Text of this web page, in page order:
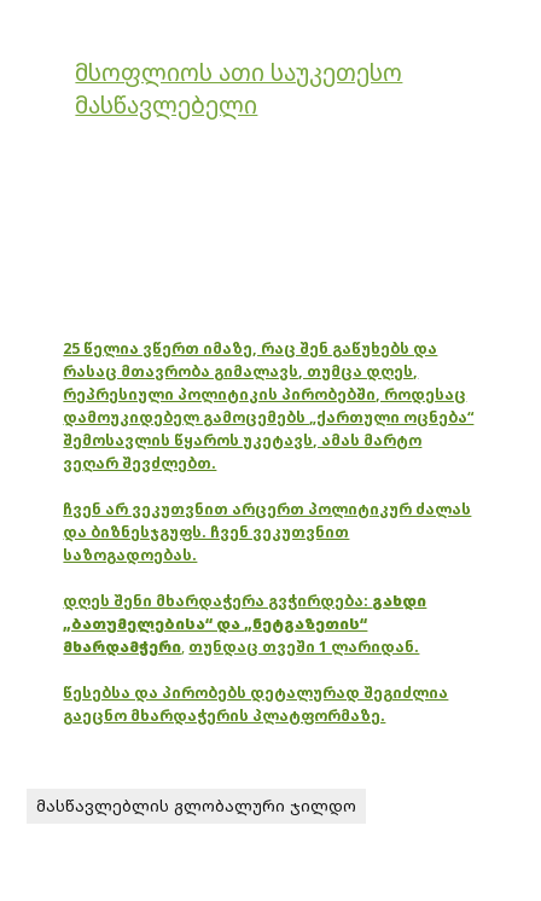
მსოფლიოს ათი საუკეთესო
მასწავლებელი
25 წელია ვწერთ იმაზე, რაც შენ გაწუხებს და
რასაც მთავრობა გიმალავს, თუმცა დღეს,
რეპრესიული პოლიტიკის პირობებში, როდესაც
დამოუკიდებელ გამოცემებს „ქართული ოცნება“
შემოსავლის წყაროს უკეტავს, ამას მარტო
ვეღარ შევძლებთ.
ჩვენ არ ვეკუთვნით არცერთ პოლიტიკურ ძალას
და ბიზნესჯგუფს. ჩვენ ვეკუთვნით
საზოგადოებას.
დღეს შენი მხარდაჭერა გვჭირდება: გახდი
„ბათუმელებისა“ და „ნეტგაზეთის“
მხარდამჭერი, თუნდაც თვეში 1 ლარიდან.
წესებსა და პირობებს დეტალურად შეგიძლია
გაეცნო მხარდაჭერის პლატფორმაზე.
მასწავლებლის გლობალური ჯილდო